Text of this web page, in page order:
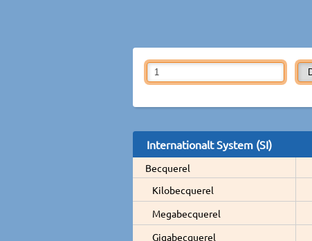
Internationalt System (SI)
Becquerel
Kilobecquerel
Megabecquerel
Gigabecquerel